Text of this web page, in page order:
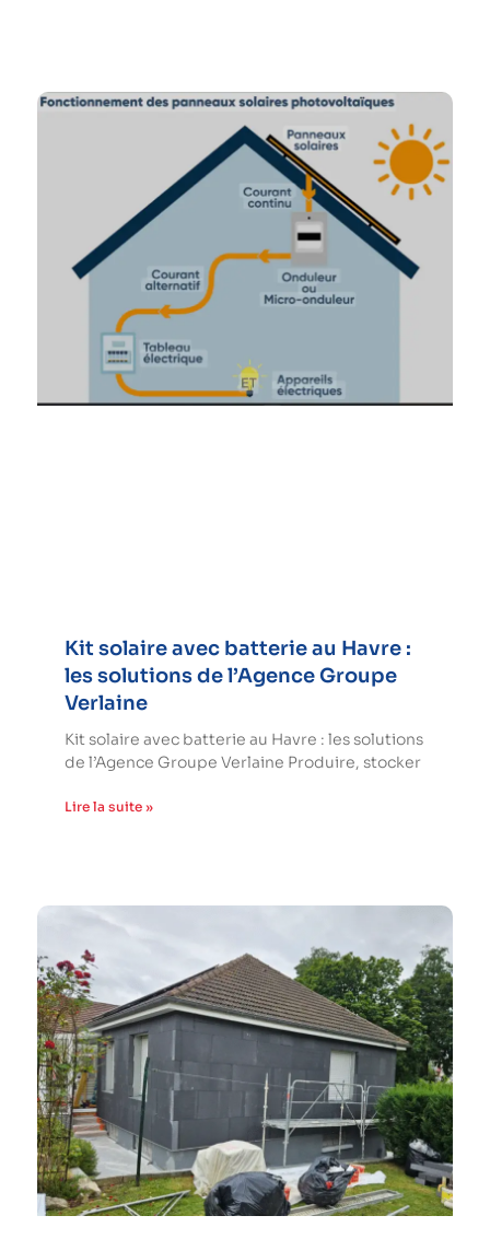
Kit solaire avec batterie au Havre :
les solutions de l’Agence Groupe
Verlaine
Kit solaire avec batterie au Havre : les solutions
de l’Agence Groupe Verlaine Produire, stocker
Lire la suite »